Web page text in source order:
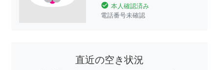
check_circle 本人確認済み
電話番号未確認
直近の空き状況